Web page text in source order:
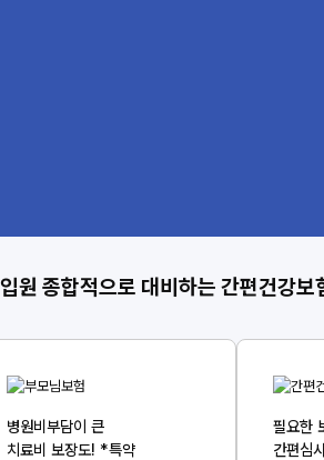
원 종합적으로 대비하는 간편건강보
병원비부담이 큰
치료비 보장도! *특약
필요한
간편심